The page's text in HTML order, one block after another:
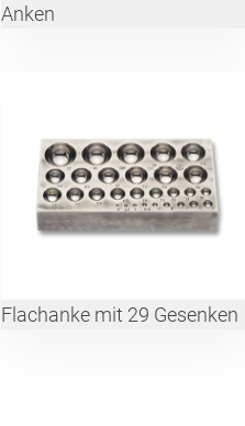
Anken
Flachanke mit 29 Gesenken